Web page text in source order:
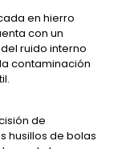
en hierro
con un
ruido interno
contaminación
de
husillos de bolas